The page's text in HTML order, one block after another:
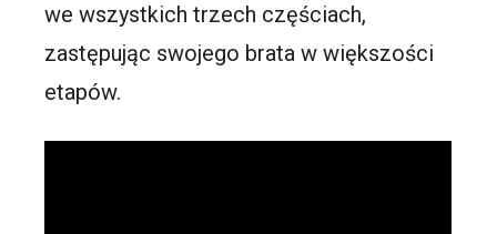
we wszystkich trzech częściach,
zastępując swojego brata w większości
etapów.